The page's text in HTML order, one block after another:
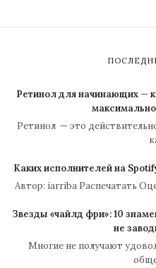
Ретинол для начинающих —
Ретинол — это
Каких исполнителей на
Автор: iarriba Распечатать
Звезды «чайлд фри»: 10
не
Многие не получают